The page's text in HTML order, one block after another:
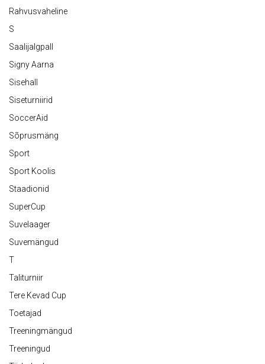
Rahvusvaheline
S
Saalijalgpall
Signy Aarna
Sisehall
Siseturniirid
SoccerAid
Sõprusmäng
Sport
Sport Koolis
Staadionid
SuperCup
Suvelaager
Suvemängud
T
Taliturniir
Tere Kevad Cup
Toetajad
Treeningmängud
Treeningud